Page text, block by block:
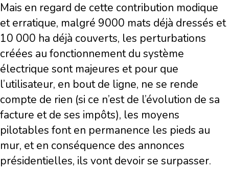
Mais en regard de cette contribution modique
et erratique, malgré 9000 mats déjà dressés et
10 000 ha déjà couverts, les perturbations
créées au fonctionnement du système
électrique sont majeures et pour que
l’utilisateur, en bout de ligne, ne se rende
compte de rien (si ce n’est de l’évolution de sa
facture et de ses impôts), les moyens
pilotables font en permanence les pieds au
mur, et en conséquence des annonces
présidentielles, ils vont devoir se surpasser.